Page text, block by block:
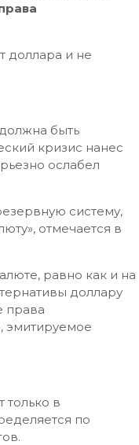
доллара и не
быть
кризис нанес
ослабел
систему,
отмечается в
равно как и на
доллару
права
эмитируемое
только в
по